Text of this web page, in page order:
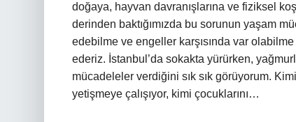
doğaya, hayvan davranışlarına ve fiziksel
derinden baktığımızda bu sorunun yaşam
edebilme ve engeller karşısında var
ederiz. İstanbul’da sokakta yürürken,
mücadeleler verdiğini sık sık görüyorum.
yetişmeye çalışıyor, kimi çocuklarını…